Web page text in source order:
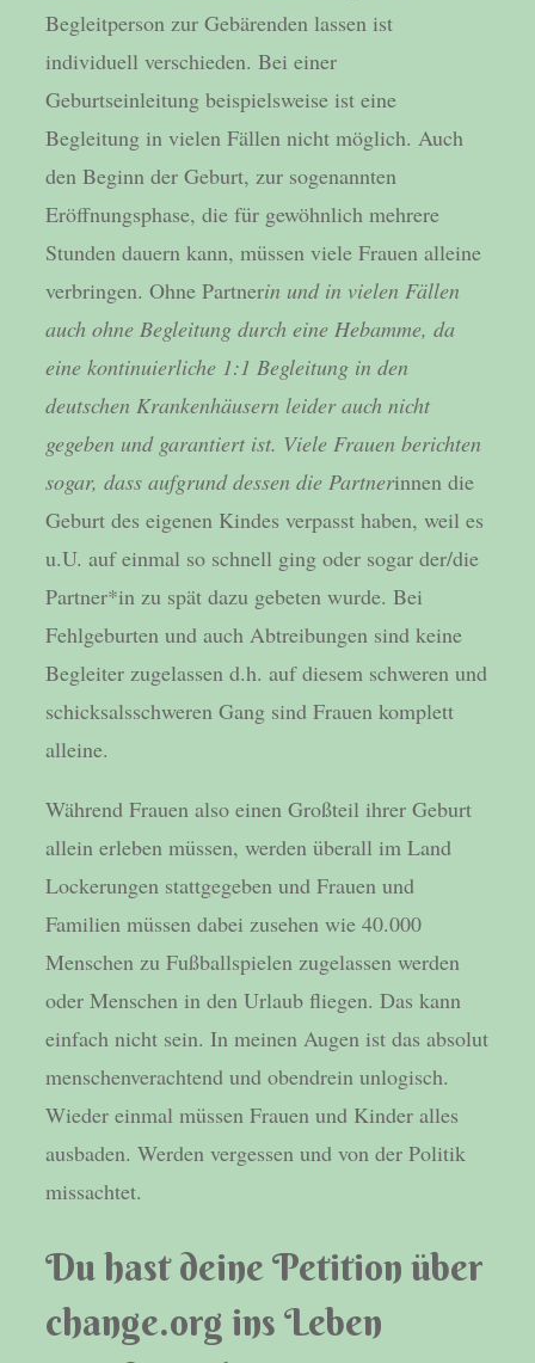
Begleitperson zur Gebärenden lassen ist
individuell verschieden. Bei einer
Geburtseinleitung beispielsweise ist eine
Begleitung in vielen Fällen nicht möglich. Auch
den Beginn der Geburt, zur sogenannten
Eröffnungsphase, die für gewöhnlich mehrere
Stunden dauern kann, müssen viele Frauen alleine
verbringen. Ohne Partnerin und in vielen Fällen
auch ohne Begleitung durch eine Hebamme, da
eine kontinuierliche 1:1 Begleitung in den
deutschen Krankenhäusern leider auch nicht
gegeben und garantiert ist. Viele Frauen berichten
sogar, dass aufgrund dessen die Partnerinnen die
Geburt des eigenen Kindes verpasst haben, weil es
u.U. auf einmal so schnell ging oder sogar der/die
Partner*in zu spät dazu gebeten wurde. Bei
Fehlgeburten und auch Abtreibungen sind keine
Begleiter zugelassen d.h. auf diesem schweren und
schicksalsschweren Gang sind Frauen komplett
alleine.
Während Frauen also einen Großteil ihrer Geburt
allein erleben müssen, werden überall im Land
Lockerungen stattgegeben und Frauen und
Familien müssen dabei zusehen wie 40.000
Menschen zu Fußballspielen zugelassen werden
oder Menschen in den Urlaub fliegen. Das kann
einfach nicht sein. In meinen Augen ist das absolut
menschenverachtend und obendrein unlogisch.
Wieder einmal müssen Frauen und Kinder alles
ausbaden. Werden vergessen und von der Politik
missachtet.
Du hast deine Petition über
change.org ins Leben